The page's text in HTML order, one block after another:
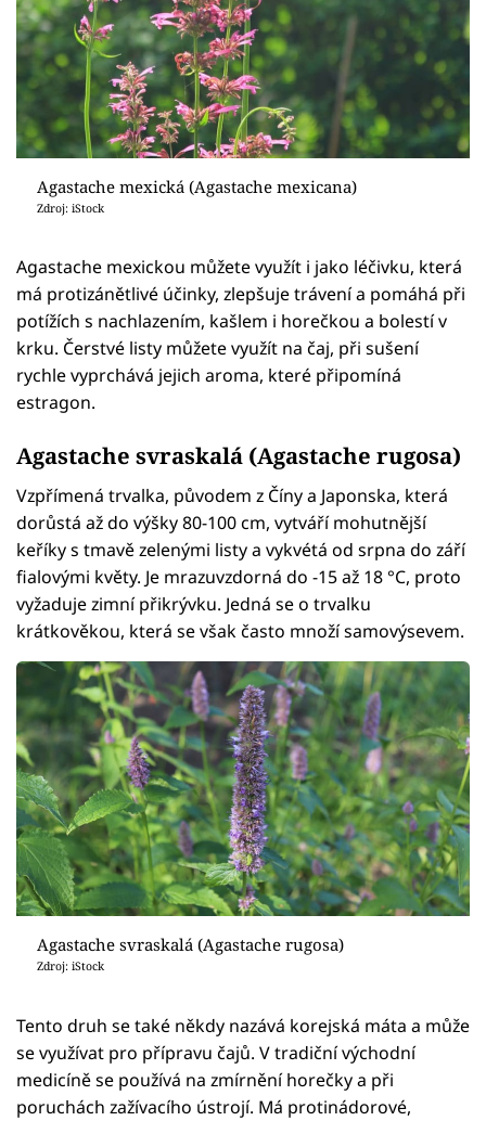
Agastache mexická (Agastache mexicana)
Zdroj: iStock
Agastache mexickou můžete využít i jako léčivku, která
má protizánětlivé účinky, zlepšuje trávení a pomáhá při
potížích s nachlazením, kašlem i horečkou a bolestí v
krku. Čerstvé listy můžete využít na čaj, při sušení
rychle vyprchává jejich aroma, které připomíná
estragon.
Agastache svraskalá (Agastache rugosa)
Vzpřímená trvalka, původem z Číny a Japonska, která
dorůstá až do výšky 80-100 cm, vytváří mohutnější
keříky s tmavě zelenými listy a vykvétá od srpna do září
fialovými květy. Je mrazuvzdorná do -15 až 18 °C, proto
vyžaduje zimní přikrývku. Jedná se o trvalku
krátkověkou, která se však často množí samovýsevem.
Agastache svraskalá (Agastache rugosa)
Zdroj: iStock
Tento druh se také někdy nazává korejská máta a může
se využívat pro přípravu čajů. V tradiční východní
medicíně se používá na zmírnění horečky a při
poruchách zažívacího ústrojí. Má protinádorové,